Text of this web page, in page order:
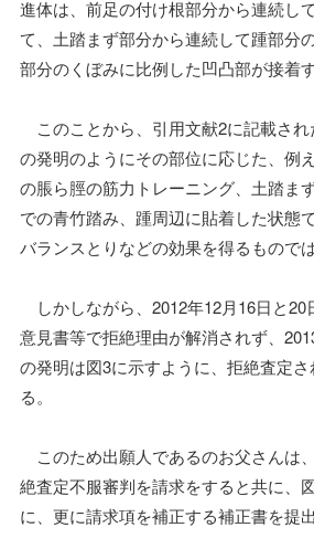
進体は、前足の付け根部分から連続し
て、土踏まず部分から連続して踵部分
部分のくぼみに比例した凹凸部が接着
このことから、引用文献2に記載さ
の発明のようにその部位に応じた、例
の脹ら脛の筋力トレーニング、土踏ま
での青竹踏み、踵周辺に貼着した状態
バランスとりなどの効果を得るもので
しかしながら、2012年12月16日と20
意見書等で拒絶理由が解消されず、
の発明は図3に示すように、拒絶査定
る。
このため出願人であるのお父さんは
絶査定不服審判を請求をすると共に、
に、更に請求項を補正する補正書を提